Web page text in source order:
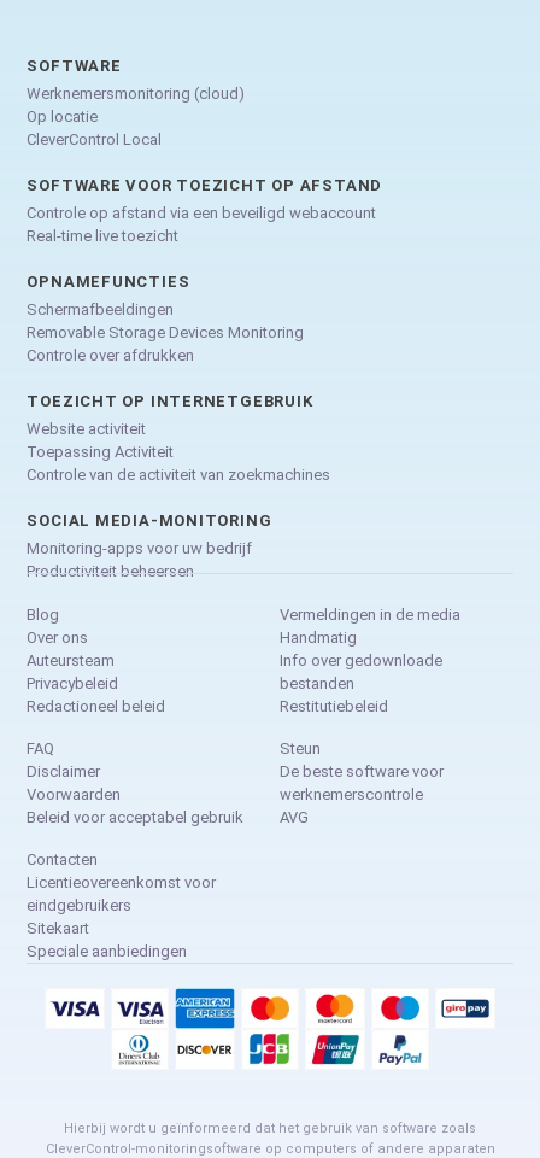
SOFTWARE
Werknemersmonitoring (cloud)
Op locatie
CleverControl Local
SOFTWARE VOOR TOEZICHT OP AFSTAND
Controle op afstand via een beveiligd webaccount
Real-time live toezicht
OPNAMEFUNCTIES
Schermafbeeldingen
Removable Storage Devices Monitoring
Controle over afdrukken
TOEZICHT OP INTERNETGEBRUIK
Website activiteit
Toepassing Activiteit
Controle van de activiteit van zoekmachines
SOCIAL MEDIA-MONITORING
Monitoring-apps voor uw bedrijf
Productiviteit beheersen
Blog
Over ons
Auteursteam
Privacybeleid
Redactioneel beleid
Vermeldingen in de media
Handmatig
Info over gedownloade
bestanden
Restitutiebeleid
FAQ
Disclaimer
Voorwaarden
Beleid voor acceptabel gebruik
Steun
De beste software voor
werknemerscontrole
AVG
Contacten
Licentieovereenkomst voor
eindgebruikers
Sitekaart
Speciale aanbiedingen
Hierbij wordt u geïnformeerd dat het gebruik van software zoals
CleverControl-monitoringsoftware op computers of andere apparaten